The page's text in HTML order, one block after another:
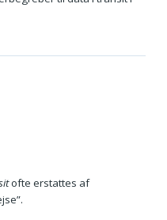
ofte erstattes af